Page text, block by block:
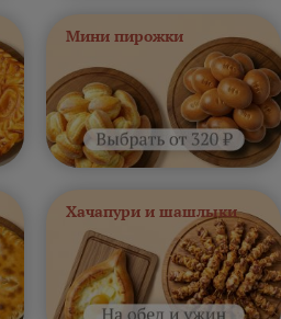
Мини пирожки
Хачапури и шашлыки